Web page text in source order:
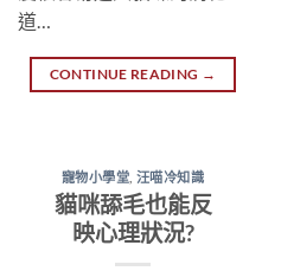
道…
CONTINUE READING →
寵物小學堂 汪喵冷知識
貓咪舔毛也能反
映心理狀況?